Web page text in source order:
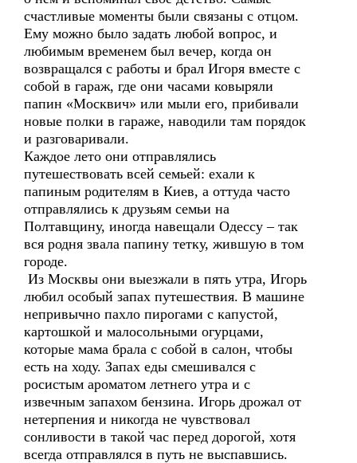
счастливые моменты были связаны с отцом.
Ему можно было задать любой вопрос, и
любимым временем был вечер, когда он
возвращался с работы и брал Игоря вместе с
собой в гараж, где они часами ковыряли
папин «Москвич» или мыли его, прибивали
новые полки в гараже, наводили там порядок
и разговаривали.
Каждое лето они отправлялись
путешествовать всей семьей: ехали к
папиным родителям в Киев, а оттуда часто
отправлялись к друзьям семьи на
Полтавщину, иногда навещали Одессу – так
вся родня звала папину тетку, жившую в том
городе.
Из Москвы они выезжали в пять утра, Игорь
любил особый запах путешествия. В машине
непривычно пахло пирогами с капустой,
картошкой и малосольными огурцами,
которые мама брала с собой в салон, чтобы
есть на ходу. Запах еды смешивался с
росистым ароматом летнего утра и с
извечным запахом бензина. Игорь дрожал от
нетерпения и никогда не чувствовал
сонливости в такой час перед дорогой, хотя
всегда отправлялся в путь не выспавшись.